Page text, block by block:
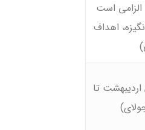
است
اهداف
تا